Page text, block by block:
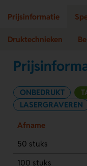
Prijsinformatie
Druktechnieken
ONBEDRUKT
LASERGRAVEREN
Afname
50 stuks
100 stuks